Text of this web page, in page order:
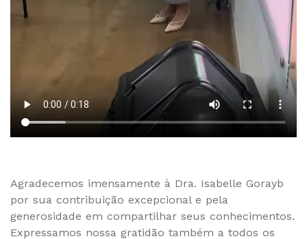
Agradecemos imensamente à Dra. Isabelle Gorayb
por sua contribuição excepcional e pela
generosidade em compartilhar seus conhecimentos.
Expressamos nossa gratidão também a todos os